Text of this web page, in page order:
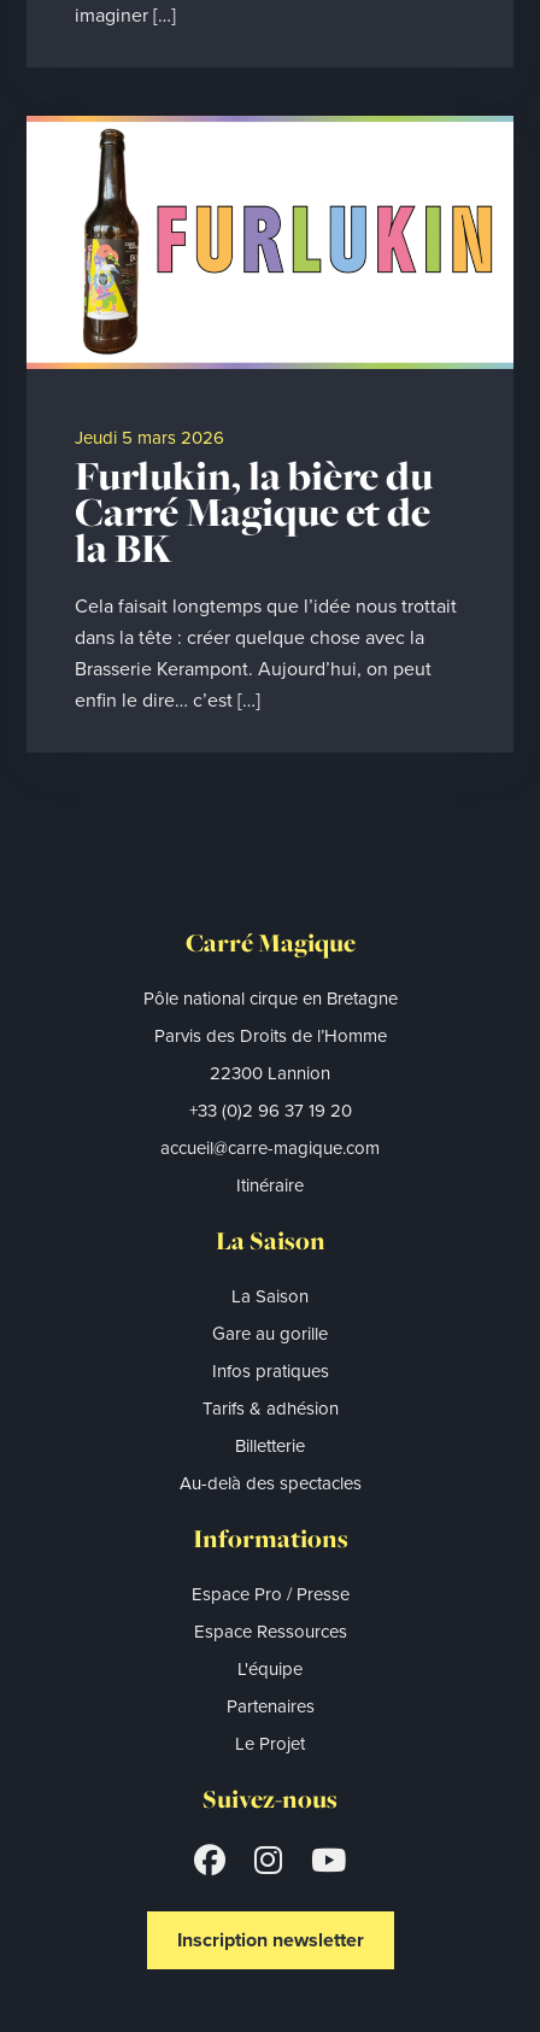
imaginer […]
jeudi 5 mars 2026
Furlukin, la bière du
Carré Magique et de
la BK
Cela faisait longtemps que l’idée nous trottait
dans la tête : créer quelque chose avec la
Brasserie Kerampont. Aujourd’hui, on peut
enfin le dire… c’est […]
Carré Magique
Pôle national cirque en Bretagne
Parvis des Droits de l’Homme
22300 Lannion
+33 (0)2 96 37 19 20
accueil@carre-magique.com
Itinéraire
La Saison
La Saison
Gare au gorille
Infos pratiques
Tarifs & adhésion
Billetterie
Au-delà des spectacles
Informations
Espace Pro / Presse
Espace Ressources
L'équipe
Partenaires
Le Projet
Suivez-nous
Inscription newsletter